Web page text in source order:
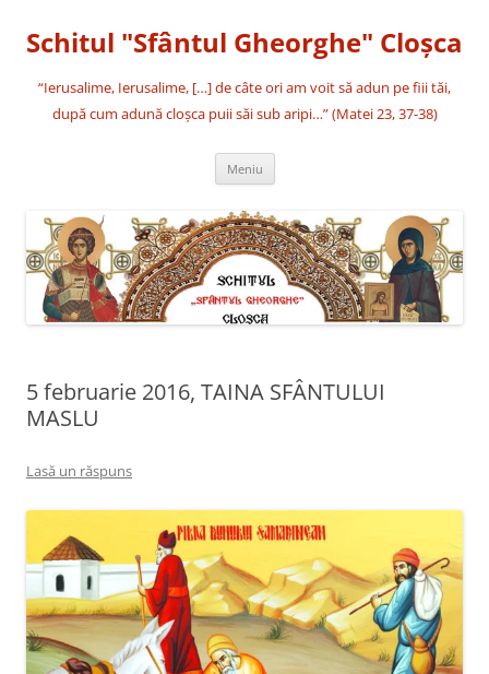
conținut
Schitul "Sfântul Gheorghe" Cloşca
“Ierusalime, Ierusalime, […] de câte ori am voit să adun pe fiii tăi,
după cum adună cloşca puii săi sub aripi…” (Matei 23, 37-38)
Meniu
5 februarie 2016, TAINA SFÂNTULUI
MASLU
Lasă un răspuns